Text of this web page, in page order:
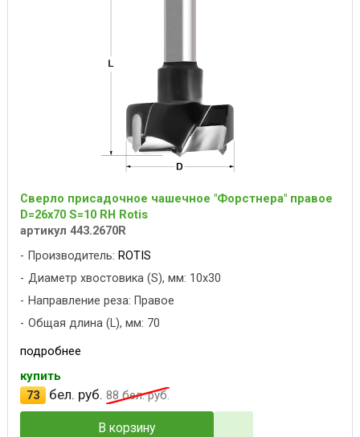
Сверло присадочное чашечное "Форстнера" правое
D=26x70 S=10 RH Rotis
артикул 443.2670R
Производитель: ROTIS
Диаметр хвостовика (S), мм: 10x30
Направление реза: Правое
Общая длина (L), мм: 70
подробнее
купить
73
бел. руб. 88бел. руб.
В корзину